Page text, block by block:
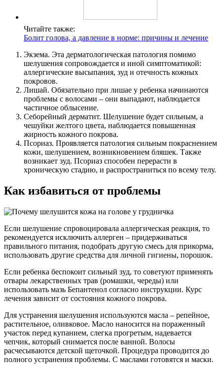
Читайте также:
Болит голова, а давление в норме: причины и лечение
Экзема. Эта дерматологическая патология помимо
шелушения сопровождается и иной симптоматикой:
аллергические высыпания, зуд и отечность кожных
покровов.
Лишай. Обязательно при лишае у ребенка начинаются
проблемы с волосами – они выпадают, наблюдается
частичное облысение.
Себорейный дерматит. Шелушение будет сильным, а
чешуйки желтого цвета, наблюдается повышенная
жирность кожного покрова.
Псориаз. Проявляется патология сильным покраснением
кожи, шелушением, возникновением бляшек. Также
возникает зуд. Псориаз способен перерасти в
хроническую стадию, и распространиться по всему телу.
Как избавиться от проблемы
Если шелушение спровоцировала аллергическая реакция, то
рекомендуется исключить аллерген – придерживаться
правильного питания, подобрать другую смесь для прикорма,
использовать другие средства для личной гигиены, порошок.
Если ребенка беспокоит сильный зуд, то советуют применять
отвары лекарственных трав (ромашки, череды) или
использовать мазь Бепантенол согласно инструкции. Курс
лечения зависит от состояния кожного покрова.
Для устранения шелушения используются масла – репейное,
растительное, оливковое. Масло наносится на пораженный
участок перед купанием, слегка прогретым, надевается
чепчик, который снимается после ванной. Волосы
расчесываются детской щеточкой. Процедура проводится до
полного устранения проблемы. С маслами готовятся и маски.